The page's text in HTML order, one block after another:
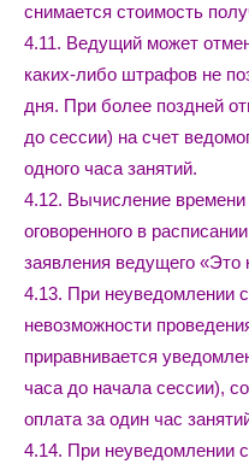
снимается стоимость
4.11. Ведущий может
каких-либо штрафов не
дня. При более поздней
до сессии) на счет
одного часа занятий.
4.12. Вычисление времени
оговоренного в
заявления ведущего «Это
4.13. При неуведомлении
невозможности
приравнивается
часа до начала сессии),
оплата за один час
4.14. При неуведомлении